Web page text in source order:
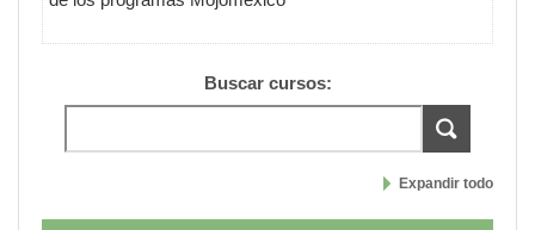
Buscar cursos:
Expandir todo